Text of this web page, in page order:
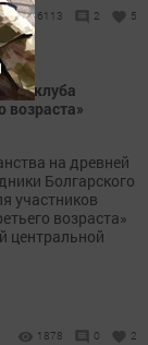
6113 2 5
клуба
возраста»
на древней
Болгарского
участников
возраста»
центральной
1878 0 2